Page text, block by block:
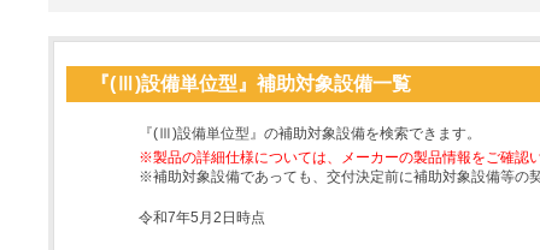
『(Ⅲ)設備単位型』補助対象設備一覧
『(Ⅲ)設備単位型』の補助対象設備を検索できます。
※製品の詳細仕様については、メーカーの製品情報をご確認
※補助対象設備であっても、交付決定前に補助対象設備等の
令和7年5月2日時点